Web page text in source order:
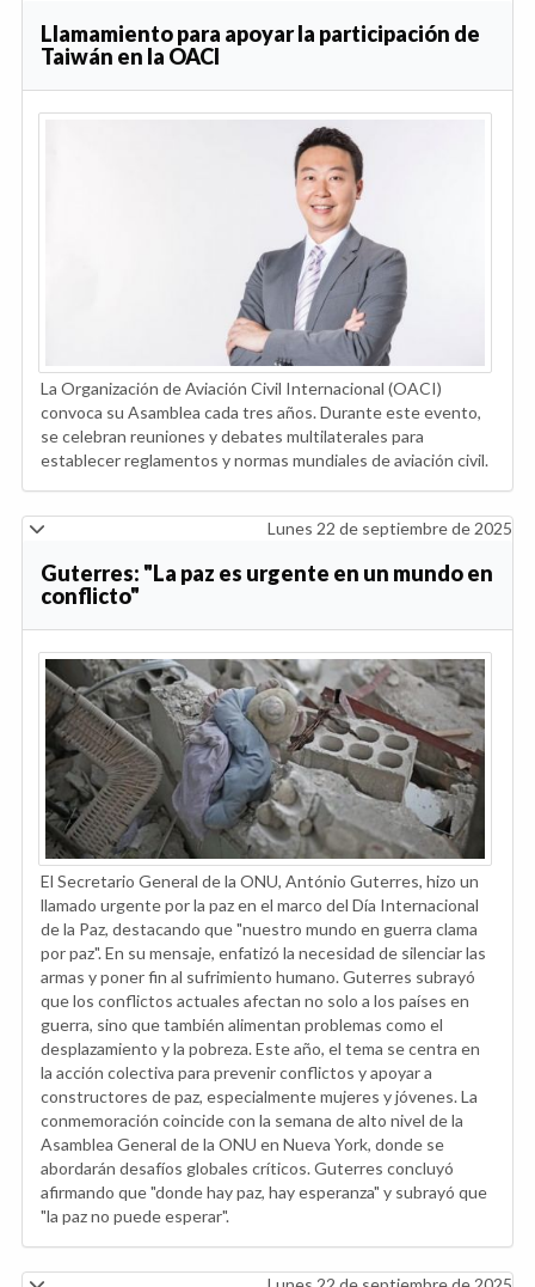
Llamamiento para apoyar la participación de
Taiwán en la OACI
La Organización de Aviación Civil Internacional (OACI)
convoca su Asamblea cada tres años. Durante este evento,
se celebran reuniones y debates multilaterales para
establecer reglamentos y normas mundiales de aviación civil.
Lunes 22 de septiembre de 2025
Guterres: "La paz es urgente en un mundo en
conflicto"
El Secretario General de la ONU, António Guterres, hizo un
llamado urgente por la paz en el marco del Día Internacional
de la Paz, destacando que "nuestro mundo en guerra clama
por paz". En su mensaje, enfatizó la necesidad de silenciar las
armas y poner fin al sufrimiento humano. Guterres subrayó
que los conflictos actuales afectan no solo a los países en
guerra, sino que también alimentan problemas como el
desplazamiento y la pobreza. Este año, el tema se centra en
la acción colectiva para prevenir conflictos y apoyar a
constructores de paz, especialmente mujeres y jóvenes. La
conmemoración coincide con la semana de alto nivel de la
Asamblea General de la ONU en Nueva York, donde se
abordarán desafíos globales críticos. Guterres concluyó
afirmando que "donde hay paz, hay esperanza" y subrayó que
"la paz no puede esperar".